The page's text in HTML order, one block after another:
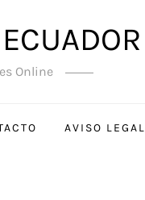
Online
AVISO LEGAL